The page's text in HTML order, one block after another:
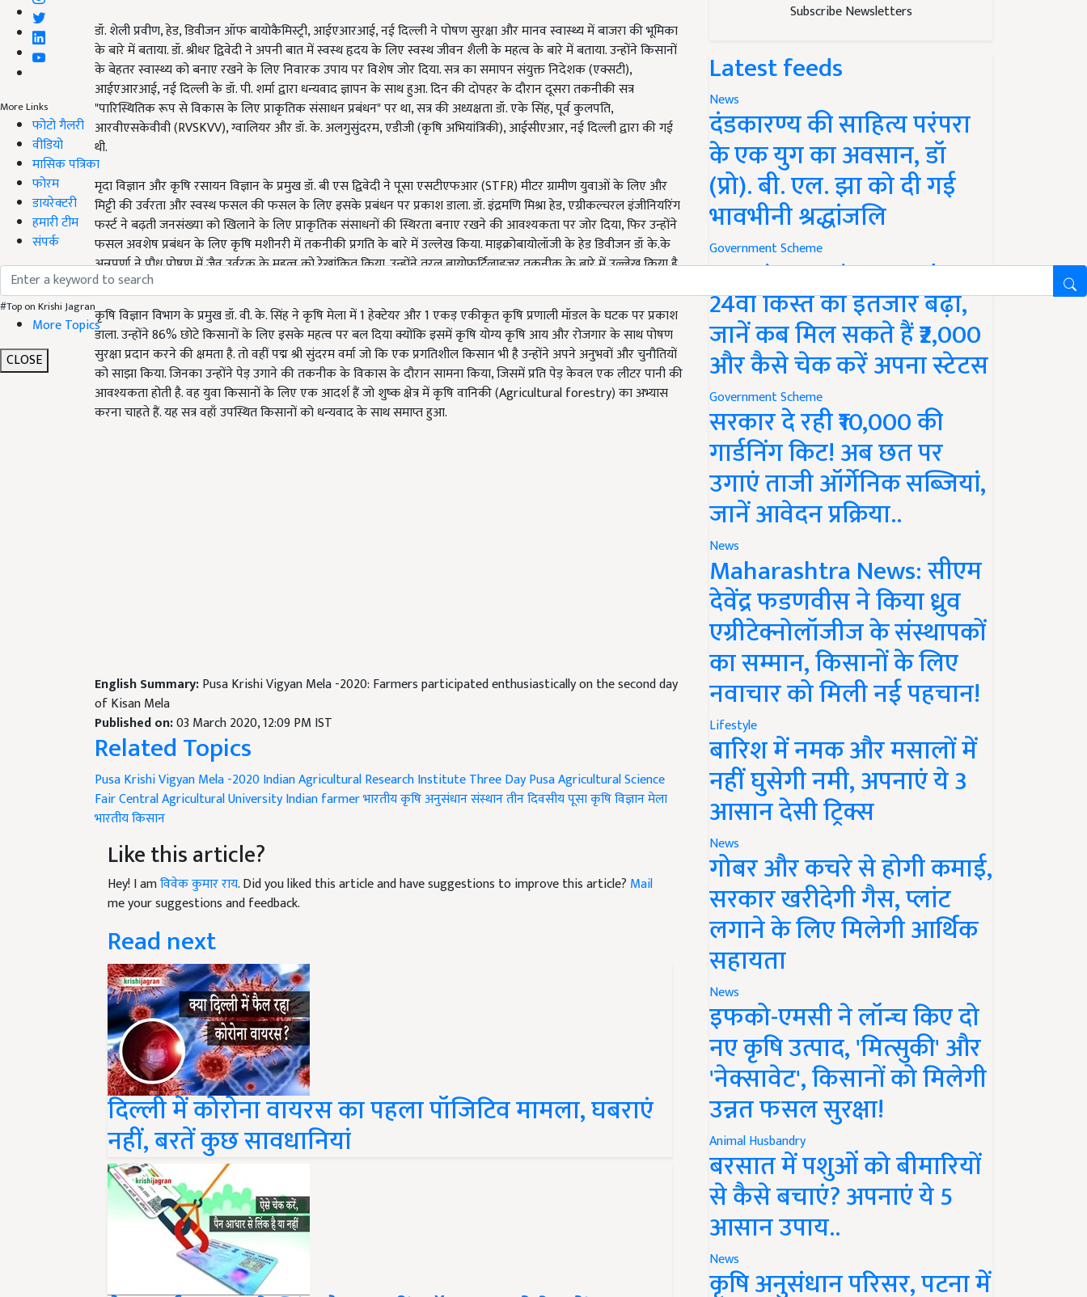
More Links
फोटो गैलरी
वीडियो
मासिक पत्रिका
फोरम
डायरेक्टरी
हमारी टीम
संपर्क
#Top on Krishi Jagran
More Topics
CLOSE
डॉ. शेली प्रवीण, हेड, डिवीजन ऑफ बायोकैमिस्ट्री, आईएआरआई, नई दिल्ली ने पोषण सुरक्षा और मानव स्वास्थ्य में बाजरा की भूमिका
के बारे में बताया. डॉ. श्रीधर द्विवेदी ने अपनी बात में स्वस्थ हृदय के लिए स्वस्थ जीवन शैली के महत्व के बारे में बताया. उन्होंने किसानों
के बेहतर स्वास्थ्य को बनाए रखने के लिए निवारक उपाय पर विशेष जोर दिया. सत्र का समापन संयुक्त निदेशक (एक्सटी),
आईएआरआई, नई दिल्ली के डॉ. पी. शर्मा द्वारा धन्यवाद ज्ञापन के साथ हुआ. दिन की दोपहर के दौरान दूसरा तकनीकी सत्र
"पारिस्थितिक रूप से विकास के लिए प्राकृतिक संसाधन प्रबंधन" पर था, सत्र की अध्यक्षता डॉ. एके सिंह, पूर्व कुलपति,
आरवीएसकेवीवी (RVSKVV), ग्वालियर और डॉ. के. अलगुसुंदरम, एडीजी (कृषि अभियांत्रिकी), आईसीएआर, नई दिल्ली द्वारा की गई
थी.
मृदा विज्ञान और कृषि रसायन विज्ञान के प्रमुख डॉ. बी एस द्विवेदी ने पूसा एसटीएफआर (STFR) मीटर ग्रामीण युवाओं के लिए और
मिट्टी की उर्वरता और स्वस्थ फसल की फसल के लिए इसके प्रबंधन पर प्रकाश डाला. डॉ. इंद्रमणि मिश्रा हेड, एग्रीकल्चरल इंजीनियरिंग
फर्स्ट ने बढ़ती जनसंख्या को खिलाने के लिए प्राकृतिक संसाधनों की स्थिरता बनाए रखने की आवश्यकता पर जोर दिया, फिर उन्होंने
फसल अवशेष प्रबंधन के लिए कृषि मशीनरी में तकनीकी प्रगति के बारे में उल्लेख किया. माइक्रोबायोलॉजी के हेड डिवीजन डॉ के.के
अन्नपूर्णा ने पौध पोषण में जैव उर्वरक के महत्व को रेखांकित किया. उन्होंने तरल बायोफर्टिलाइज़र तकनीक के बारे में उल्लेख किया है
जिसमें पौधों के लिए लाभदायक माइक्रोबियल कंसोर्टियम शामिल है.
कृषि विज्ञान विभाग के प्रमुख डॉ. वी. के. सिंह ने कृषि मेला में 1 हेक्टेयर और 1 एकड़ एकीकृत कृषि प्रणाली मॉडल के घटक पर प्रकाश
डाला. उन्होंने 86% छोटे किसानों के लिए इसके महत्व पर बल दिया क्योंकि इसमें कृषि योग्य कृषि आय और रोजगार के साथ पोषण
सुरक्षा प्रदान करने की क्षमता है. तो वहीं पद्म श्री सुंदरम वर्मा जो कि एक प्रगतिशील किसान भी है उन्होंने अपने अनुभवों और चुनौतियों
को साझा किया. जिनका उन्होंने पेड़ उगाने की तकनीक के विकास के दौरान सामना किया, जिसमें प्रति पेड़ केवल एक लीटर पानी की
आवश्यकता होती है. वह युवा किसानों के लिए एक आदर्श हैं जो शुष्क क्षेत्र में कृषि वानिकी (Agricultural forestry) का अभ्यास
करना चाहते हैं. यह सत्र वहाँ उपस्थित किसानों को धन्यवाद के साथ समाप्त हुआ.
English Summary:Pusa Krishi Vigyan Mela -2020: Farmers participated enthusiastically on the second day
of Kisan Mela
Published on:03 March 2020, 12:09 PM IST
Related Topics
Pusa Krishi Vigyan Mela -2020Indian Agricultural Research InstituteThree Day Pusa Agricultural Science
FairCentral Agricultural UniversityIndian farmerभारतीय कृषि अनुसंधान संस्थानतीन दिवसीय पूसा कृषि विज्ञान मेला
भारतीय किसान
Like this article?
Hey! I amविवेक कुमार राय. Did you liked this article and have suggestions to improve this article? Mail
me your suggestions and feedback.
Read next
दिल्ली में कोरोना वायरस का पहला पॉजिटिव मामला, घबराएं
नहीं, बरतें कुछ सावधानियां
Subscribe Newsletters
Latest feeds
News
दंडकारण्य की साहित्य परंपरा
के एक युग का अवसान, डॉ
(प्रो). बी. एल. झा को दी गई
भावभीनी श्रद्धांजलि
Government Scheme
PM Kisan Yojana Update:
24वीं किस्त का इंतजार बढ़ा,
जानें कब मिल सकते हैं ₹2,000
और कैसे चेक करें अपना स्टेटस
Government Scheme
सरकार दे रही ₹10,000 की
गार्डनिंग किट! अब छत पर
उगाएं ताजी ऑर्गेनिक सब्जियां,
जानें आवेदन प्रक्रिया..
News
Maharashtra News: सीएम
देवेंद्र फडणवीस ने किया ध्रुव
एग्रीटेक्नोलॉजीज के संस्थापकों
का सम्मान, किसानों के लिए
नवाचार को मिली नई पहचान!
Lifestyle
बारिश में नमक और मसालों में
नहीं घुसेगी नमी, अपनाएं ये 3
आसान देसी ट्रिक्स
News
गोबर और कचरे से होगी कमाई,
सरकार खरीदेगी गैस, प्लांट
लगाने के लिए मिलेगी आर्थिक
सहायता
News
इफको-एमसी ने लॉन्च किए दो
नए कृषि उत्पाद, 'मित्सुकी' और
'नेक्सावेट', किसानों को मिलेगी
उन्नत फसल सुरक्षा!
Animal Husbandry
बरसात में पशुओं को बीमारियों
से कैसे बचाएं? अपनाएं ये 5
आसान उपाय..
News
कृषि अनुसंधान परिसर, पटना में